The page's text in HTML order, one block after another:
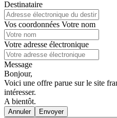
Destinataire
Vos coordonnées Votre nom
Votre adresse électronique
Message
Bonjour,
Voici une offre parue sur le site
intéresser.
A bientôt.
Annuler